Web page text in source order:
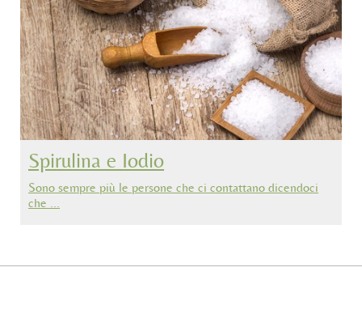
Spirulina e Iodio
Sono sempre più le persone che ci contattano dicendoci
che …